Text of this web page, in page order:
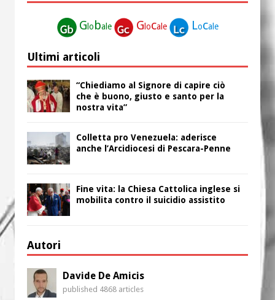
G lo bale G locale Locale
Ultimi articoli
“Chiediamo al Signore di capire ciò
che è buono, giusto e santo per la
nostra vita”
Colletta pro Venezuela: aderisce
anche l’Arcidiocesi di Pescara-Penne
Fine vita: la Chiesa Cattolica inglese si
mobilita contro il suicidio assistito
Autori
Davide De Amicis
published 4868 articles